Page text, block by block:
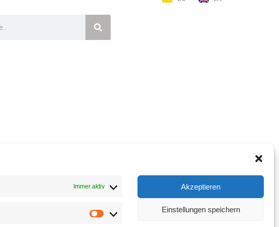
Immer aktiv Akzeptieren
Einstellungen speichern